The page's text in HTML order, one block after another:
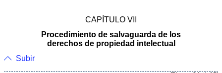
CAPÍTULO VII
Procedimiento de salvaguarda de los
derechos de propiedad intelectual
Subir